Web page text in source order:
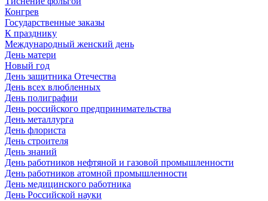
Конгрев
Государственные заказы
К празднику
Международный женский день
День матери
Новый год
День защитника Отечества
День всех влюбленных
День полиграфии
День российского предпринимательства
День металлурга
День флориста
День строителя
День знаний
День работников нефтяной и газовой промышленности
День работников атомной промышленности
День медицинского работника
День Российской науки